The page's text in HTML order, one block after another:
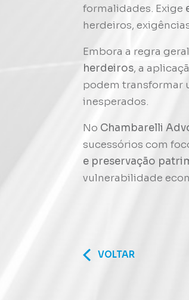
formalidades. Exige
herdeiros,
Embora a regra
herdeiros, a
podem transformar
inesperados.
No Chambarelli
sucessórios com
e preservação
vulnerabilidade
VOLTAR